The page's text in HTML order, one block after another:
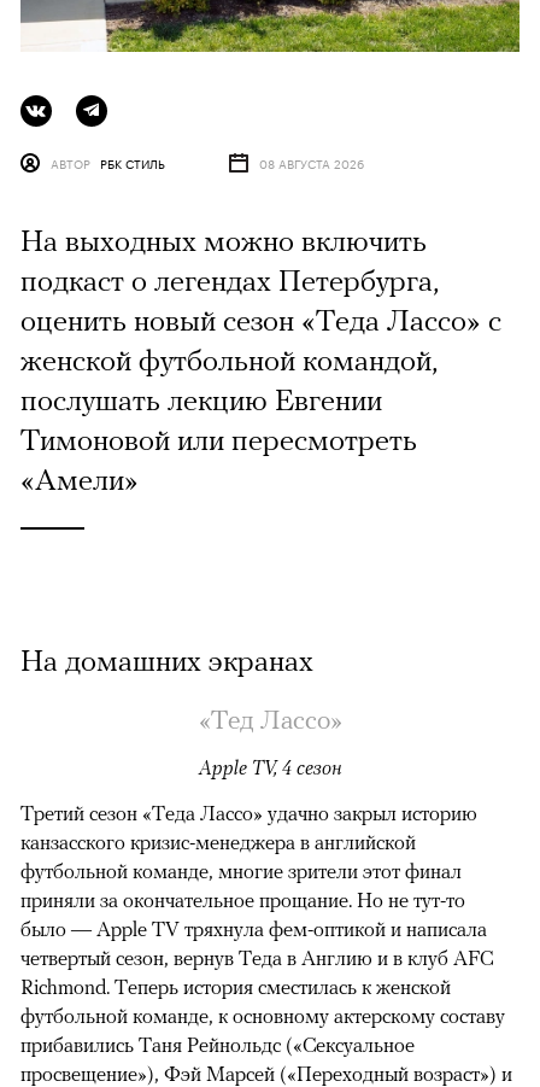
АВТОР РБК СТИЛЬ 08 АВГУСТА 2026
На выходных можно включить
подкаст о легендах Петербурга,
оценить новый сезон «Теда Лассо» с
женской футбольной командой,
послушать лекцию Евгении
Тимоновой или пересмотреть
«Амели»
На домашних экранах
«Тед Лассо»
Apple TV, 4 сезон
00:00 / 00:00
Третий сезон «Теда Лассо» удачно закрыл историю
канзасского кризис-менеджера в английской
футбольной команде, многие зрители этот финал
приняли за окончательное прощание. Но не тут-то
было — Apple TV тряхнула фем-оптикой и написала
четвертый сезон, вернув Теда в Англию и в клуб AFC
Richmond. Теперь история сместилась к женской
футбольной команде, к основному актерскому составу
прибавились Таня Рейнольдс («Сексуальное
просвещение»), Фэй Марсей («Переходный возраст») и